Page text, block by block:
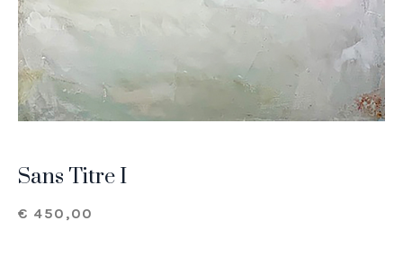
Sans Titre I
€ 450,00